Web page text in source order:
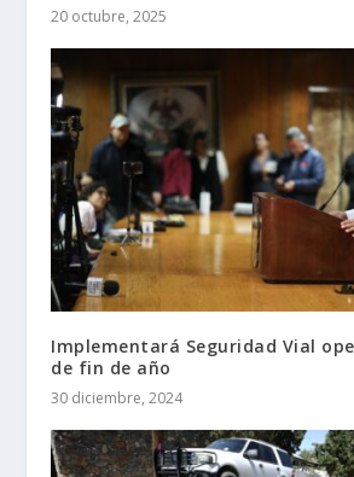
20 octubre, 2025
Implementará Seguridad Vial
de fin de año
30 diciembre, 2024